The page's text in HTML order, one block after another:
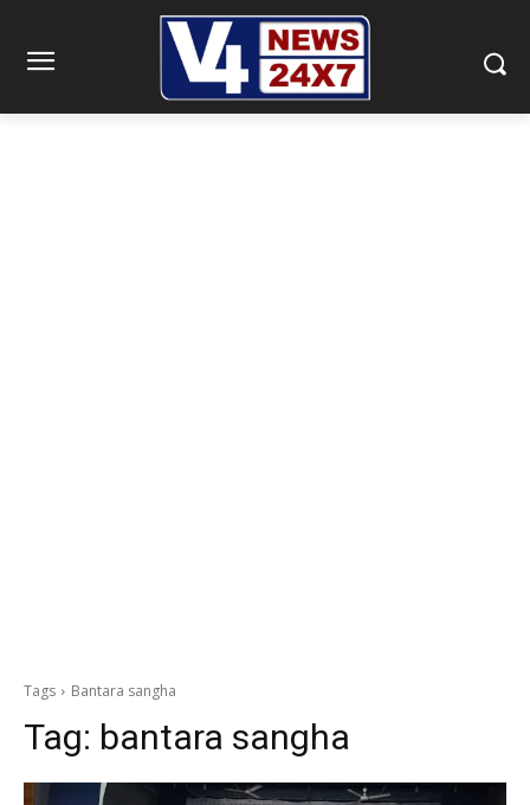
Tags Bantara sangha
Tag: bantara sangha